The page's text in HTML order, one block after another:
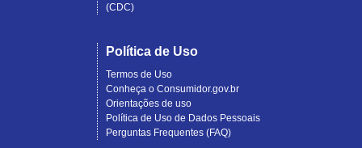
(CDC)
Política de Uso
Termos de Uso
Conheça o Consumidor.gov.br
Orientações de uso
Política de Uso de Dados Pessoais
Perguntas Frequentes (FAQ)